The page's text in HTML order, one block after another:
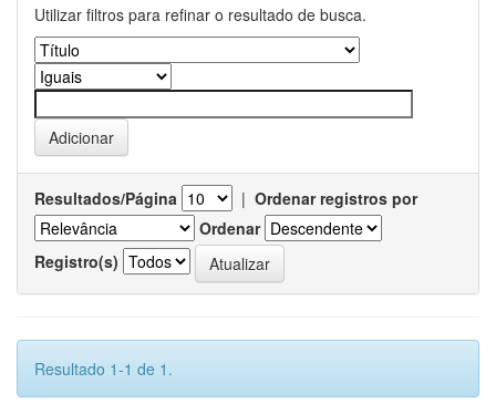
Utilizar filtros para refinar o resultado de busca.
Resultados/Página | Ordenar registros por
Ordenar
Registro(s)
Resultado 1-1 de 1.